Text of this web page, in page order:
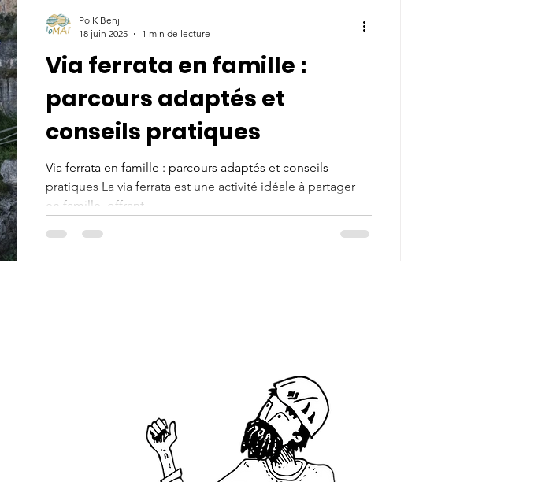
Via ferrata en famille :
parcours adaptés et
conseils pratiques
Via ferrata en famille : parcours adaptés et conseils
pratiques La via ferrata est une activité idéale à partager
en famille, offrant...
Po'K Benj
18 juin 2025
1 min de lecture